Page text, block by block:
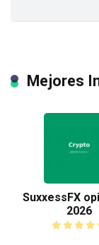
Mejores
SuxxessFX
2026